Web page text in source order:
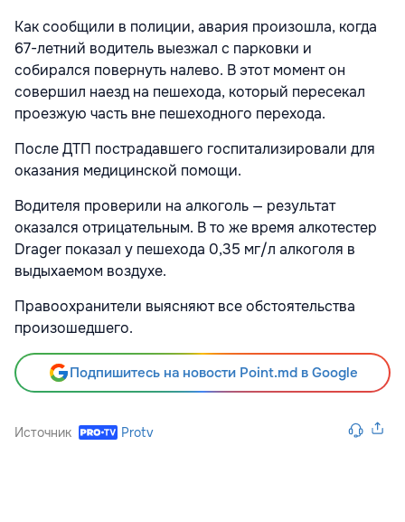
Как сообщили в полиции, авария произошла, когда
67-летний водитель выезжал с парковки и
собирался повернуть налево. В этот момент он
совершил наезд на пешехода, который пересекал
проезжую часть вне пешеходного перехода.
После ДТП пострадавшего госпитализировали для
оказания медицинской помощи.
Водителя проверили на алкоголь — результат
оказался отрицательным. В то же время алкотестер
Drager показал у пешехода 0,35 мг/л алкоголя в
выдыхаемом воздухе.
Правоохранители выясняют все обстоятельства
произошедшего.
Подпишитесь на новости Point.md в Google
Источник Protv